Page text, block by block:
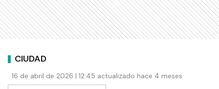
CIUDAD
16 de abril de 2026 | 12:45 actualizado hace 4 meses